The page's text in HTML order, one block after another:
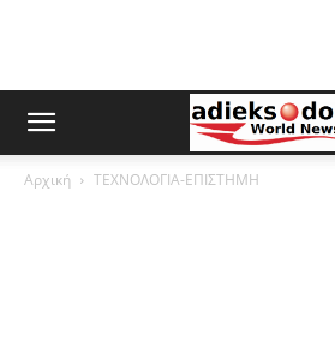
Αρχική ΤΕΧΝΟΛΟΓΙΑ-ΕΠΙΣΤΗΜΗ